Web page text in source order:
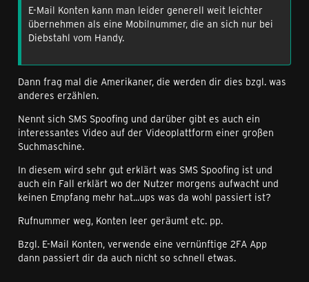
E-Mail Konten kann man leider generell weit leichter
übernehmen als eine Mobilnummer, die an sich nur bei
Diebstahl vom Handy.
Dann frag mal die Amerikaner, die werden dir dies bzgl. was
anderes erzählen.
Nennt sich SMS Spoofing und darüber gibt es auch ein
interessantes Video auf der Videoplattform einer großen
Suchmaschine.
In diesem wird sehr gut erklärt was SMS Spoofing ist und
auch ein Fall erklärt wo der Nutzer morgens aufwacht und
keinen Empfang mehr hat...ups was da wohl passiert ist?
Rufnummer weg, Konten leer geräumt etc. pp.
Bzgl. E-Mail Konten, verwende eine vernünftige 2FA App
dann passiert dir da auch nicht so schnell etwas.